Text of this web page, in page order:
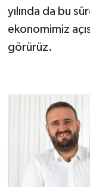
yılında da bu
ekonomimiz
görürüz.